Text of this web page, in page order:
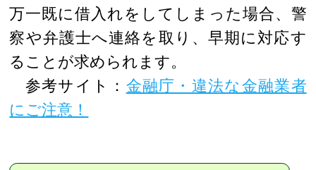
万一既に借入れをしてしまった場合、警
察や弁護士へ連絡を取り、早期に対応す
ることが求められます。
参考サイト： 金融庁・違法な金融業者
にご注意！